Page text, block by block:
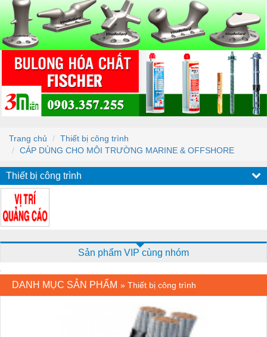
Trang chủ
Thiết bị công trình
CÁP DÙNG CHO MÔI TRƯỜNG MARINE & OFFSHORE
Thiết bị công trình
Sản phẩm VIP cùng nhóm
DANH MỤC SẢN PHẨM » Thiết bị công trình